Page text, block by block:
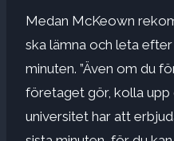
Medan McKeown
ska lämna och leta
minuten. ”Även om du
företaget gör, kolla upp
universitet har att